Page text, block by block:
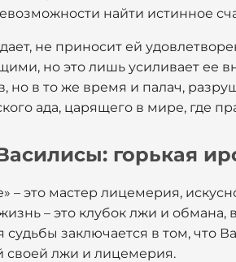
найти истинное
не приносит ей
но это лишь усиливает ее
но в то же время и палач,
ада, царящего в мире, где
горькая
– это мастер лицемерия,
– это клубок лжи и обмана,
заключается в том, что
своей лжи и лицемерия.